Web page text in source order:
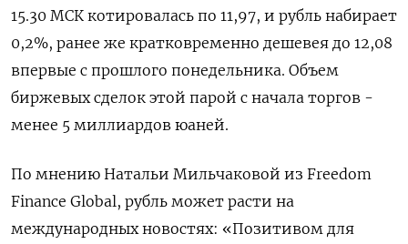
15.30 МСК котировалась по 11,97, и рубль набирает
0,2%, ранее же кратковременно дешевея до 12,08
впервые с прошлого понедельника. Объем
биржевых сделок этой парой с начала торгов -
менее 5 миллиардов юаней.
По мнению Натальи Мильчаковой из Freedom
Finance Global, рубль может расти на
международных новостях: «Позитивом для